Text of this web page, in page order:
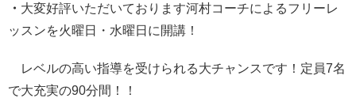
・ 大変好評いただいております河村コーチによるフリーレ
ッスンを火曜日・水曜日に開講！
レベルの高い指導を受けられる大チャンスです！定員7名
で大充実の90分間！！